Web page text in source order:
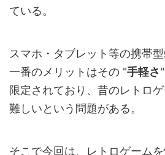
ている。
スマホ・タブレット等の携帯
一番のメリットはその "手軽さ
限定されており、昔のレトロ
難しいという問題がある。
そこで今回は、レトロゲーム